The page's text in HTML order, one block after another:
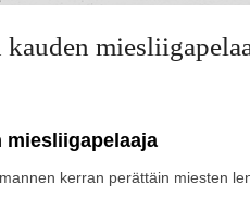
miesliigapelaaja
kerran perättäin miesten